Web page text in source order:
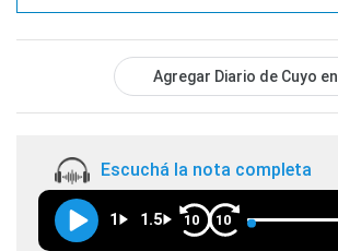
Agregar Diario de Cuyo en
Escuchá la nota completa
1 1.5 10 10